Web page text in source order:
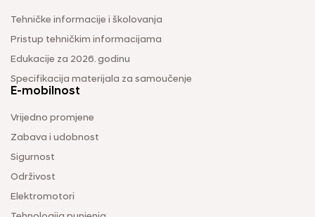
Tehničke informacije i školovanja
Pristup tehničkim informacijama
Edukacije za 2026. godinu
Specifikacija materijala za samoučenje
E-mobilnost
Vrijedno promjene
Zabava i udobnost
Sigurnost
Održivost
Elektromotori